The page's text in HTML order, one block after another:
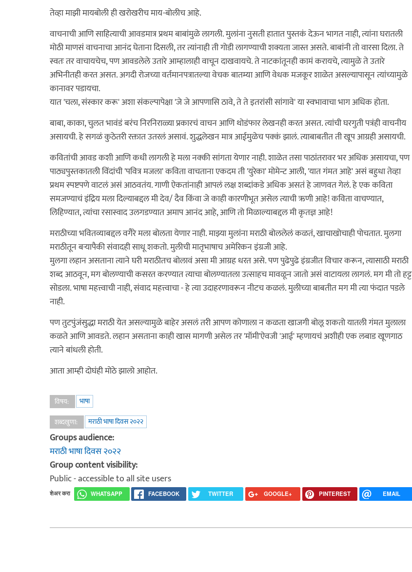
तेव्हा माझी मायबोली ही खरोखरीच माय-बोलीच आहे.
वाचनाची आणि साहित्याची आवडमात्र प्रथम बाबांमुळे लागली. मुलांना नुसती हातात पुस्तकं देऊन भागत नाही, त्यांना घरातली
मोठी माणसं वाचनाचा आनंद घेताना दिसली, तर त्यांनाही ती गोडी लागण्याची शक्यता जास्त असते. बाबांनी तो वारसा दिला. ते
स्वतः तर वाचायचेच, पण आवडलेले उतारे आम्हालाही वाचून दाखवायचे. ते नाटकांतूनही कामं करायचे, त्यामुळे ते उतारे
अभिनीतही करत असत. अगदी रोजच्या वर्तमानपत्रातल्या वेचक बातम्या आणि वेधक मजकूर शाळेत असल्यापासून त्यांच्यामुळे
कानावर पडायचा.
यात 'चला, संस्कार करू' अशा संकल्पापेक्षा 'जे जे आपणासि ठावे, ते ते इतरांसी सांगावे' या स्वभावाचा भाग अधिक होता.
बाबा, काका, चुलत भावंडं बरंच निरनिराळ्या प्रकारचं वाचन आणि थोडंफार लेखनही करत असत. त्यांची घरगुती पत्रंही वाचनीय
असायची. हे सगळं कुठेतरी रक्तात उतरलं असावं. शुद्धलेखन मात्र आईमुळेच पक्कं झालं. त्याबाबतीत ती खूप आग्रही असायची.
कवितांची आवड कशी आणि कधी लागली हे मला नक्की सांगता येणार नाही. शाळेत तसा पाठांतरावर भर अधिक असायचा, पण
पाठ्यपुस्तकातली विंदांची 'पवित्र मजला' कविता वाचताना एकदम ती 'युरेका' मोमेन्ट आली, 'यात गंमत आहे' असं बहुधा तेव्हा
प्रथम स्पष्टपणे वाटलं असं आठवतंय. गाणी ऐकतांनाही आपलं लक्ष शब्दांकडे अधिक असतं हे जाणवत गेलं. हे एक कविता
समजण्याचं इंद्रिय मला दिल्याबद्दल मी देव/ दैव किंवा जे काही कारणीभूत असेल त्याची ऋणी आहे! कविता वाचण्यात,
लिहिण्यात, त्यांचा रसास्वाद उलगडण्यात अमाप आनंद आहे, आणि तो मिळाल्याबद्दल मी कृतज्ञ आहे!
मराठीच्या भवितव्याबद्दल वगैरे मला बोलता येणार नाही. माझ्या मुलांना मराठी बोललेलं कळतं, खाचाखोचाही पोचतात. मुलगा
मराठीतून बर्‍यापैकी संवादही साधू शकतो. मुलीची मातृभाषाच अमेरिकन इंग्रजी आहे.
मुलगा लहान असताना त्याने घरी मराठीतच बोलावं असा मी आग्रह धरत असे. पण पुढेपुढे इंग्रजीत विचार करून, त्यासाठी मराठी
शब्द आठवून, मग बोलण्याची कसरत करण्यात त्याचा बोलण्यातला उत्साहच मावळून जातो असं वाटायला लागलं. मग मी तो हट्ट
सोडला. भाषा महत्त्वाची नाही, संवाद महत्त्वाचा - हे त्या उदाहरणावरून नीटच कळलं. मुलीच्या बाबतीत मग मी त्या फंदात पडले
नाही.
पण तुटपुंजंसुद्धा मराठी येत असल्यामुळे बाहेर असलं तरी आपण कोणाला न कळता खाजगी बोलू शकतो यातली गंमत मुलाला
कळते आणि आवडते. लहान असताना काही खास मागणी असेल तर 'मॉमी'ऐवजी 'आई' म्हणायचं अशीही एक लबाड खूणगाठ
त्याने बांधली होती.
आता आम्ही दोघंही मोठे झालो आहोत.
विषय:
भाषा
शब्दखुणा:
मराठी भाषा दिवस २०२२
Groups audience:
मराठी भाषा दिवस २०२२
Group content visibility:
Public - accessible to all site users
शेअर करा WHATSAPP FACEBOOK TWITTER GOOGLE+ PINTEREST EMAIL